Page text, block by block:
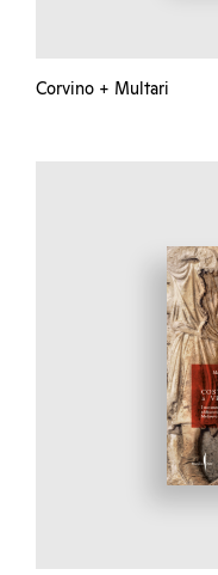
Corvino + Multari